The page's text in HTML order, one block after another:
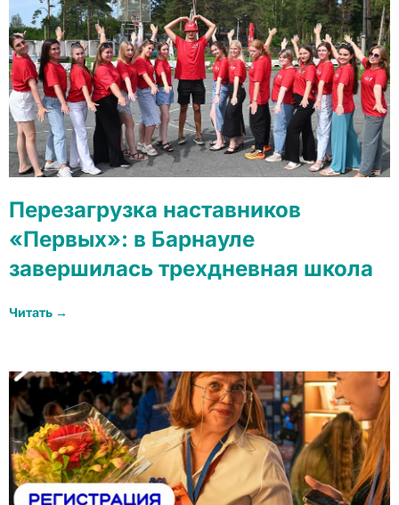
Перезагрузка наставников
«Первых»: в Барнауле
завершилась трехдневная школа
Читать →